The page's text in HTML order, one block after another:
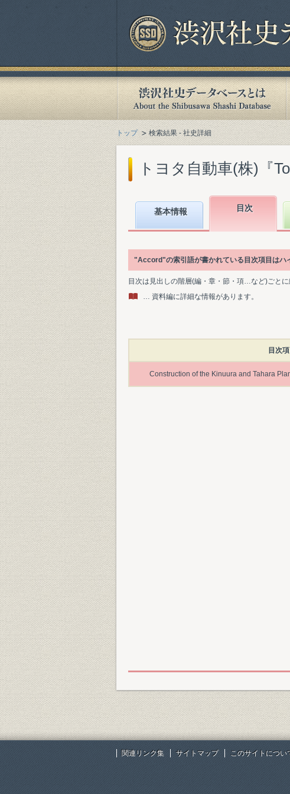
トップ 検索結果 - 社史詳細
トヨタ自動車(株)『
基本情報 目次
"Accord"の索引語が書かれている目次項目はハ
目次は見出しの階層(編・章・節・項…など)ごとに
… 資料編に詳細な情報があります。
目次項
Construction of the Kinuura and Tahara
関連リンク集 サイトマップ このサイトについ